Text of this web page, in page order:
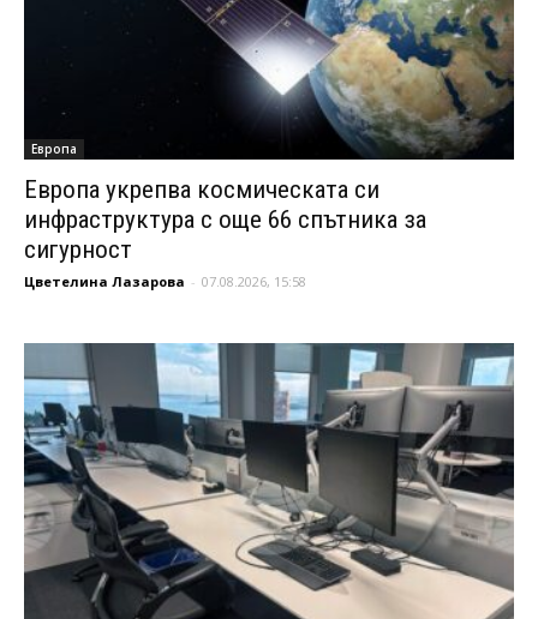
Европа
Европа укрепва космическата си
инфраструктура с още 66 спътника за
сигурност
Цветелина Лазарова - 07.08.2026, 15:58